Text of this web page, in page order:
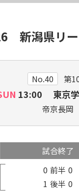
出身のJリーガー
手
新潟県リ
No.40 第
13:00 東京学
帝京長岡
試合終了
0 前半 0
1 後半 0